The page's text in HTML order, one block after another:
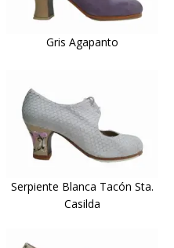
Gris Agapanto
Serpiente Blanca Tacón Sta.
Casilda